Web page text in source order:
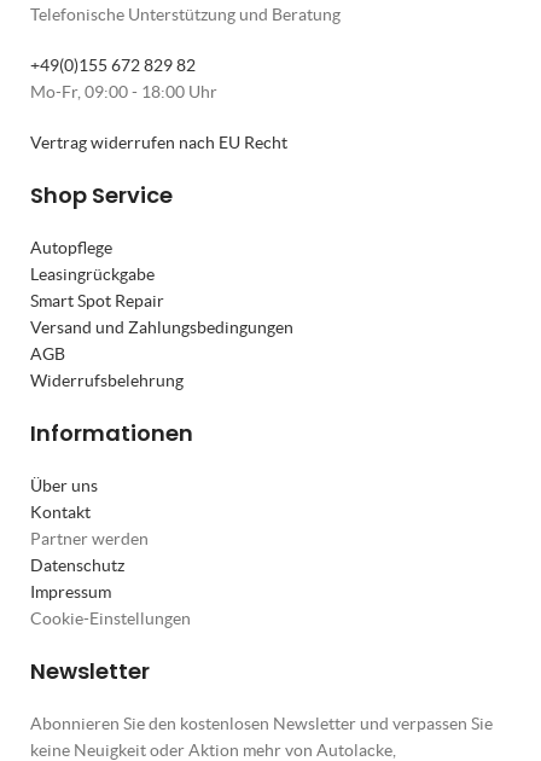
Telefonische Unterstützung und Beratung
+49(0)155 672 829 82
Mo-Fr, 09:00 - 18:00 Uhr
Vertrag widerrufen nach EU Recht
Shop Service
Autopflege
Leasingrückgabe
Smart Spot Repair
Versand und Zahlungsbedingungen
AGB
Widerrufsbelehrung
Informationen
Über uns
Kontakt
Partner werden
Datenschutz
Impressum
Cookie-Einstellungen
Newsletter
Abonnieren Sie den kostenlosen Newsletter und verpassen Sie
keine Neuigkeit oder Aktion mehr von Autolacke,